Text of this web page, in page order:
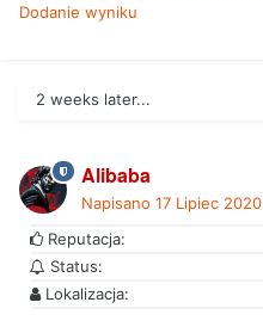
Dodanie wyniku
2 weeks later...
Alibaba
Napisano 17 Lipiec 2020
Reputacja:
Status:
Lokalizacja: